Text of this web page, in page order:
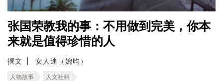
张国荣教我的事：不用做到完美，你本
来就是值得珍惜的人
撰文 女人迷（婉昀）
人物故事 人文社科